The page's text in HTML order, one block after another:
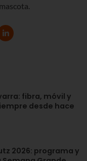
fibra, móvil y
desde hace
2026: programa y